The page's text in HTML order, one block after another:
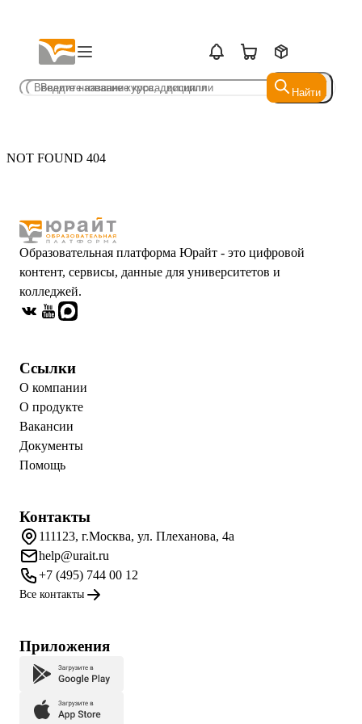
Найти
Найти
NOT FOUND 404
Образовательная платформа Юрайт - это цифровой
контент, сервисы, данные для университетов и
колледжей.
Ссылки
О компании
О продукте
Вакансии
Документы
Помощь
Контакты
111123, г.Москва, ул. Плеханова, 4а
help@urait.ru
+7 (495) 744 00 12
Все контакты
Приложения